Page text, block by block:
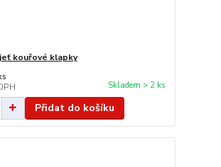
kouřové klapky
Skladem > 2 ks
Přidat do košíku